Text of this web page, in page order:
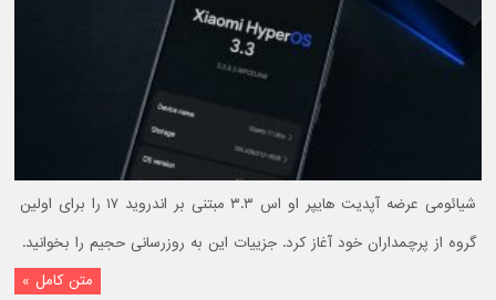
شیائومی عرضه آپدیت هایپر او اس ۳.۳ مبتنی بر اندروید ۱۷ را برای اولین
گروه از پرچمداران خود آغاز کرد. جزییات این به روزرسانی حجیم را بخوانید.
متن کامل »